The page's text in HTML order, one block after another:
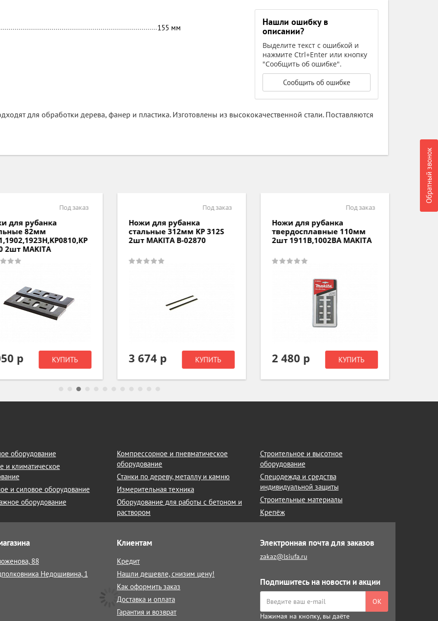
Обратный звонок
155 мм
Нашли ошибку в
описании?
Выделите текст с ошибкой и
нажмите Ctrl+Enter или кнопку
"Сообщить об ошибке".
Сообщить об ошибке
для обработки дерева, фанер и пластика. Изготовлены из высококачественной стали. Поставляются
Под заказ
для рубанка
82мм
2шт MAKITA
р КУПИТЬ
Под заказ
Ножи для рубанка
стальные 312мм KP 312S
2шт MAKITA B-02870
3 674 р КУПИТЬ
Под заказ
Ножи для рубанка
твердосплавные 110мм
2шт 1911B,1002BA MAKITA
2 480 р КУПИТЬ
оборудование
и климатическое
и силовое оборудование
оборудование
Компрессорное и пневматическое
оборудование
Станки по дереву, металлу и камню
Измерительная техника
Оборудование для работы с бетоном и
раствором
Строительное и высотное
оборудование
Спецодежда и средства
индивидуальной защиты
Строительные материалы
Крепёж
88
Недошивина, 1
Клиентам
Кредит
Нашли дешевле, снизим цену!
Как оформить заказ
Доставка и оплата
Гарантия и возврат
Электронная почта для заказов
zakaz@lsiufa.ru
Подпишитесь на новости и акции
ОК
Нажимая на кнопку, вы даёте